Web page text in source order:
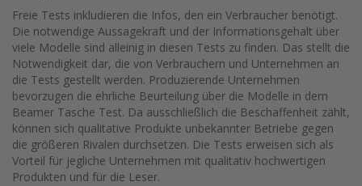
Freie Tests inkludieren die Infos, den ein Verbraucher benötigt.
Die notwendige Aussagekraft und der Informationsgehalt über
viele Modelle sind alleinig in diesen Tests zu finden. Das stellt die
Notwendigkeit dar, die von Verbrauchern und Unternehmen an
die Tests gestellt werden. Produzierende Unternehmen
bevorzugen die ehrliche Beurteilung über die Modelle in dem
Beamer Tasche Test. Da ausschließlich die Beschaffenheit zählt,
können sich qualitative Produkte unbekannter Betriebe gegen
die größeren Rivalen durchsetzen. Die Tests erweisen sich als
Vorteil für jegliche Unternehmen mit qualitativ hochwertigen
Produkten und für die Leser.